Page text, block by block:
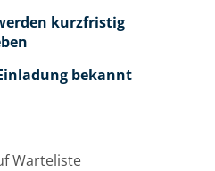
kurzfristig
bekannt
Warteliste